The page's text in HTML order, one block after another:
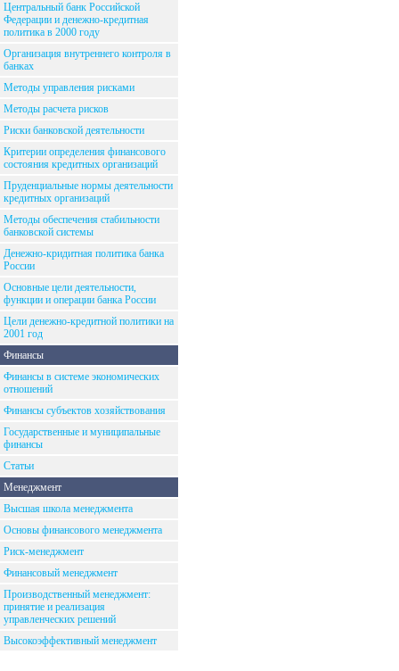
Центральный банк Российской
Федерации и денежно-кредитная
политика в 2000 году
Организация внутреннего контроля в
банках
Методы управления рисками
Методы расчета рисков
Риски банковской деятельности
Критерии определения финансового
состояния кредитных организаций
Пруденциальные нормы деятельности
кредитных организаций
Методы обеспечения стабильности
банковской системы
Денежно-кридитная политика банка
России
Основные цели деятельности,
функции и операции банка России
Цели денежно-кредитной политики на
2001 год
Финансы
Финансы в системе экономических
отношений
Финансы субъектов хозяйствования
Государственные и муниципальные
финансы
Статьи
Менеджмент
Высшая школа менеджмента
Основы финансового менеджмента
Риск-менеджмент
Финансовый менеджмент
Производственный менеджмент:
принятие и реализация
управленческих решений
Высокоэффективный менеджмент